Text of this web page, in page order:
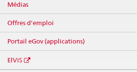
Médias
Offres d'emploi
Portail eGov (applications)
ElViS